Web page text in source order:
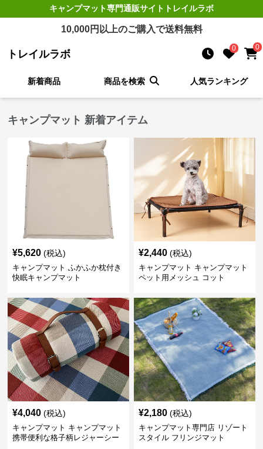
キャンプマット専門通販サイト トレイルラボ
10,000円以上のご購入で送料無料
トレイルラボ 0 0
新着商品 商品を検索 人気ランキング
キャンプマット 新着アイテム
¥5,620 (税込)
キャンプマット ふかふか枕付き
快眠キャンプマット
¥2,440 (税込)
キャンプマット キャンプマット
ペット用メッシュ コット
¥4,040 (税込)
キャンプマット キャンプマット
携帯便利な格子柄レジャーシー
¥2,180 (税込)
キャンプマット専門店 リゾート
スタイル フリンジマット